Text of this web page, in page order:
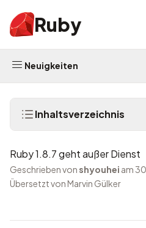
Ruby
Neuigkeiten
Inhaltsverzeichnis
Ruby 1.8.7 geht außer Dienst
Geschrieben von shyouhei am
Übersetzt von Marvin Gülker